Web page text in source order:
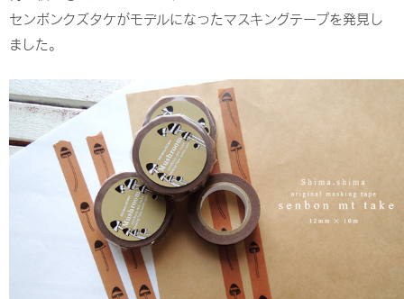
センボンクズタケがモデルになったマスキングテープを発見し
ました。